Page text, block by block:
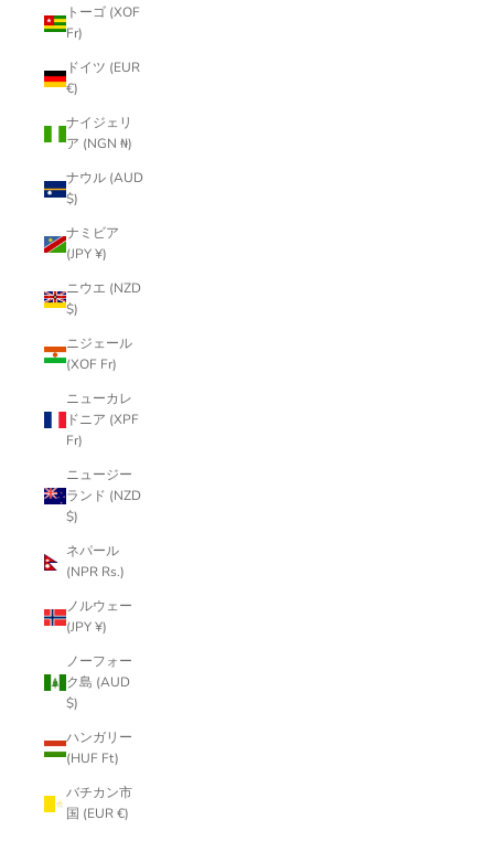
トーゴ (XOF
Fr)
ドイツ (EUR
€)
ナイジェリ
ア (NGN ₦)
ナウル (AUD
$)
ナミビア
(JPY ¥)
ニウエ (NZD
$)
ニジェール
(XOF Fr)
ニューカレ
ドニア (XPF
Fr)
ニュージー
ランド (NZD
$)
ネパール
(NPR Rs.)
ノルウェー
(JPY ¥)
ノーフォー
ク島 (AUD
$)
ハンガリー
(HUF Ft)
バチカン市
国 (EUR €)